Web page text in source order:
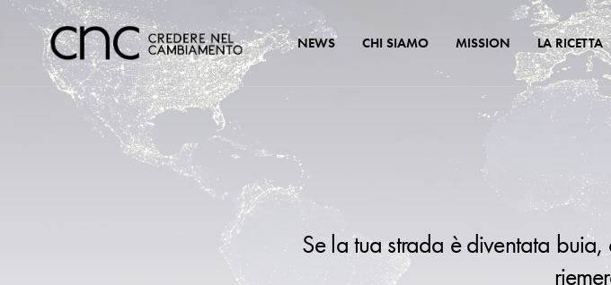
NEWS CHI SIAMO MISSION LA RICETTA
Se la tua strada è diventata